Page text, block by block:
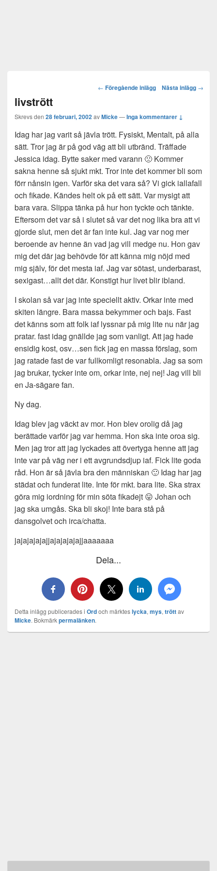
Post
← Föregående inlägg Nästa inlägg →
livstrött
Skrevs den 28 februari, 2002avMicke—Inga kommentarer ↓
Idag har jag varit så jävla trött. Fysiskt, Mentalt, på alla
sätt. Tror jag är på god väg att bli utbränd. Träffade
Jessica idag. Bytte saker med varann 🙁 Kommer
sakna henne så sjukt mkt. Tror inte det kommer bli som
förr nånsin igen. Varför ska det vara så? Vi gick iallafall
och fikade. Kändes helt ok på ett sätt. Var mysigt att
bara vara. Slippa tänka på hur hon tyckte och tänkte.
Eftersom det var så i slutet så var det nog lika bra att vi
gjorde slut, men det är fan inte kul. Jag var nog mer
beroende av henne än vad jag vill medge nu. Hon gav
mig det där jag behövde för att känna mig nöjd med
mig själv, för det mesta iaf. Jag var sötast, underbarast,
sexigast…allt det där. Konstigt hur livet blir ibland.
I skolan så var jag inte speciellt aktiv. Orkar inte med
skiten längre. Bara massa bekymmer och bajs. Fast
det känns som att folk iaf lyssnar på mig lite nu när jag
pratar. fast idag gnällde jag som vanligt. Att jag hade
ensidig kost, osv…sen fick jag en massa förslag, som
jag ratade fast de var fullkomligt resonabla. Jag sa som
jag brukar, tycker inte om, orkar inte, nej nej! Jag vill bli
en Ja-sägare fan.
Ny dag.
Idag blev jag väckt av mor. Hon blev orolig då jag
berättade varför jag var hemma. Hon ska inte oroa sig.
Men jag tror att jag lyckades att övertyga henne att jag
inte var på väg ner i ett avgrundsdjup iaf. Fick lite goda
råd. Hon är så jävla bra den människan 🙂 Idag har jag
städat och funderat lite. Inte för mkt. bara lite. Ska strax
göra mig iordning för min söta fikadejt 😛 Johan och
jag ska umgås. Ska bli skoj! Inte bara stå på
dansgolvet och irca/chatta.
jajajajajajjajajajajajjaaaaaaa
Dela...
Detta inlägg publicerades i Ordoch märkteslycka, mys, tröttav
Micke. Bokmärkpermalänken.